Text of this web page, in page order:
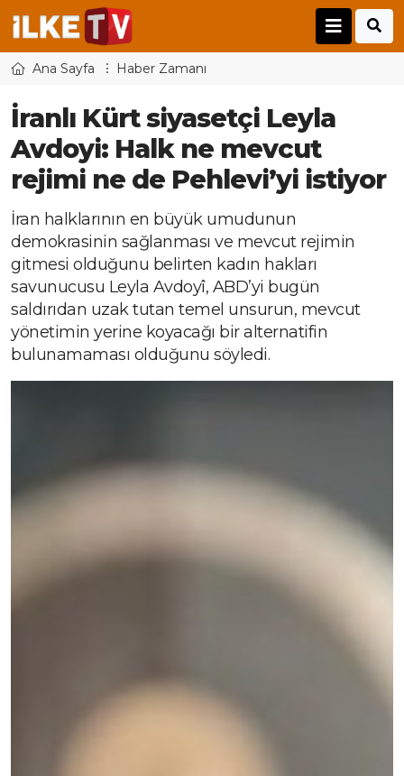
Ana Sayfa Haber Zamanı
İranlı Kürt siyasetçi Leyla
Avdoyi: Halk ne mevcut
rejimi ne de Pehlevi’yi istiyor
İran halklarının en büyük umudunun
demokrasinin sağlanması ve mevcut rejimin
gitmesi olduğunu belirten kadın hakları
savunucusu Leyla Avdoyî, ABD’yi bugün
saldırıdan uzak tutan temel unsurun, mevcut
yönetimin yerine koyacağı bir alternatifin
bulunamaması olduğunu söyledi.